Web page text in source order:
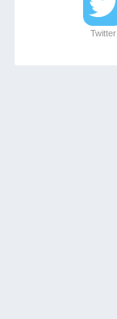
Twitter